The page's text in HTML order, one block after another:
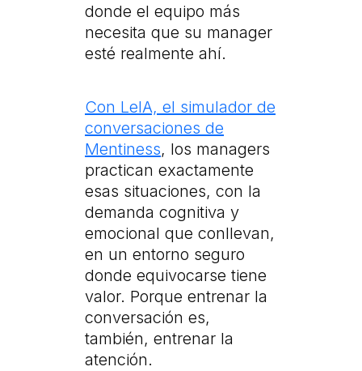
donde el equipo más
necesita que su manager
esté realmente ahí.
Con LeIA, el simulador de
conversaciones de
Mentiness, los managers
practican exactamente
esas situaciones, con la
demanda cognitiva y
emocional que conllevan,
en un entorno seguro
donde equivocarse tiene
valor. Porque entrenar la
conversación es,
también, entrenar la
atención.